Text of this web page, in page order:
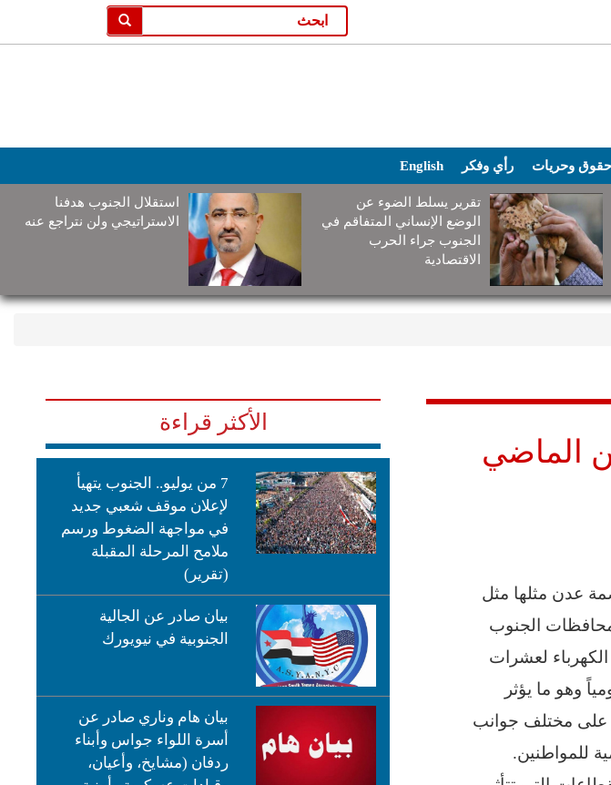
حقوق وحريات رأي وفكر English
تقرير يسلط الضوء عن
الوضع الإنساني المتفاقم في
الجنوب جراء الحرب
الاقتصادية
استقلال الجنوب هدفنا
الاستراتيجي ولن نتراجع عنه
الماضي
عدن مثلها مثل
محافظات الجنوب
لعشرات
وهو ما يؤثر
على مختلف جوانب
للمواطنين.
الأكثر قراءة
7 من يوليو.. الجنوب يتهيأ
لإعلان موقف شعبي جديد
في مواجهة الضغوط ورسم
ملامح المرحلة المقبلة
(تقرير)
بيان صادر عن الجالية
الجنوبية في نيويورك
بيان هام وناري صادر عن
أسرة اللواء جواس وأبناء
ردفان (مشايخ، وأعيان،